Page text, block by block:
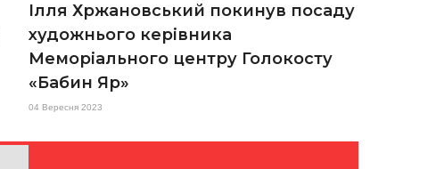
Ілля Хржановський покинув посаду
художнього керівника
Меморіального центру Голокосту
«Бабин Яр»
04 Вересня 2023